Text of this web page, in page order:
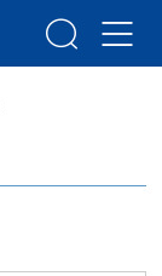
검색 메뉴열